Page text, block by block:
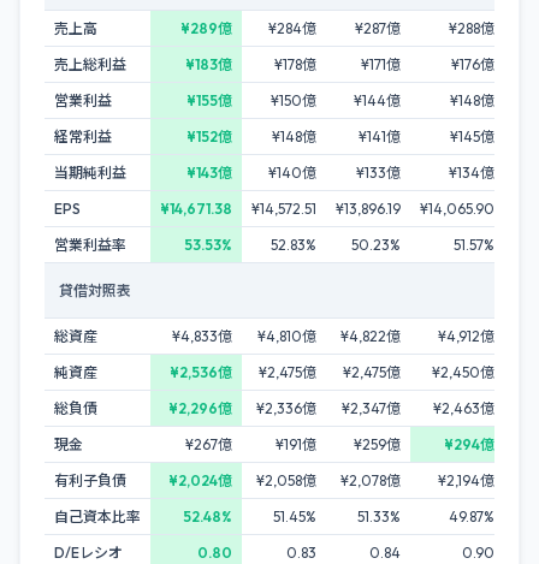
売上高 ¥289億 ¥284億 ¥287億
¥288億
売上総利益
¥183億 ¥178億 ¥171億
¥176億
営業利益
¥155億 ¥150億 ¥144億
¥148億
経常利益
¥152億 ¥148億 ¥141億
¥145億
当期純利益
¥143億 ¥140億 ¥133億
¥134億
EPS
¥14,671.38 ¥14,572.51 ¥13,896.19
¥14,065.90
営業利益率
53.53% 52.83% 50.23% 51.57%
貸借対照表
総資産 ¥4,833億 ¥4,810億 ¥4,822億
¥4,912億
純資産
¥2,536億 ¥2,475億 ¥2,475億
¥2,450億
総負債
¥2,296億 ¥2,336億 ¥2,347億
¥2,463億
現金
¥267億 ¥191億 ¥259億
¥294億
有利子負債
¥2,024億 ¥2,058億 ¥2,078億
¥2,194億
自己資本比率
52.48% 51.45% 51.33%
49.87%
D/Eレシオ
0.80 0.83 0.84 0.90